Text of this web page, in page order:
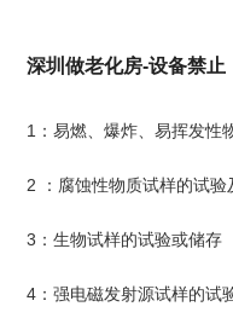
深圳做老化房-设备禁止
1：易燃、爆炸、易挥发性
2 ：腐蚀性物质试样的试验
3：生物试样的试验或储存
4：强电磁发射源试样的试